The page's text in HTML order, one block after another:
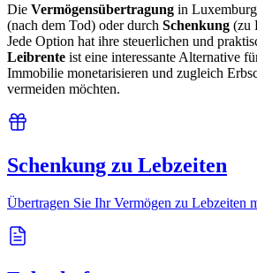
Die Vermögensübertragung in
(nach dem Tod) oder durch Schenkung (zu
Jede Option hat ihre steuerlichen und
Leibrente ist eine interessante Alternative
Immobilie monetarisieren und zugleich
vermeiden möchten.
Schenkung zu Lebzeiten
Übertragen Sie Ihr Vermögen zu Lebzeiten